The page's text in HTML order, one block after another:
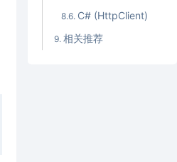
C# (HttpClient)
相关推荐